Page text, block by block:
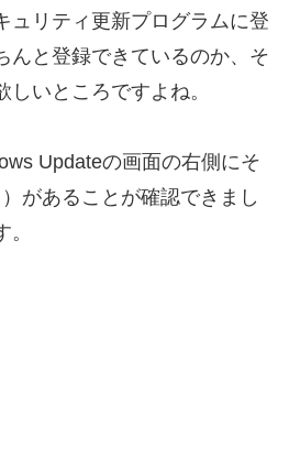
ュリティ更新プログラムに登
んと登録できているのか、そ
いところですよね。
Updateの画面の右側にそ
があることが確認できまし